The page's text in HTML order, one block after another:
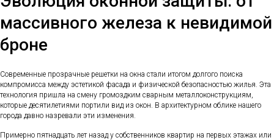
массивного железа к невидимой
броне
Современные прозрачные решетки на окна стали итогом долгого поиска
компромисса между эстетикой фасада и физической безопасностью жилья. Эта
технология пришла на смену громоздким сварным металлоконструкциям,
которые десятилетиями портили вид из окон. В архитектурном облике нашего
города давно назревали эти изменения.
Примерно пятнадцать лет назад у собственников квартир на первых этажах или